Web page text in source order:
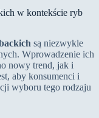
w kontekście ryb
są niezwykle
Wprowadzenie ich
nowy trend, jak i
aby konsumenci i
wyboru tego rodzaju